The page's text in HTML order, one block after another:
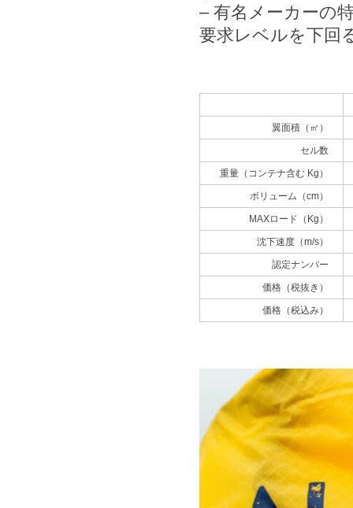
– 有名メーカーの
要求レベルを下回
翼面積（㎡）
セル数
重量（コンテナ含む Kg）
ボリューム（cm）
MAXロード（Kg）
沈下速度（m/s）
認定ナンバー
価格（税抜き）
価格（税込み）